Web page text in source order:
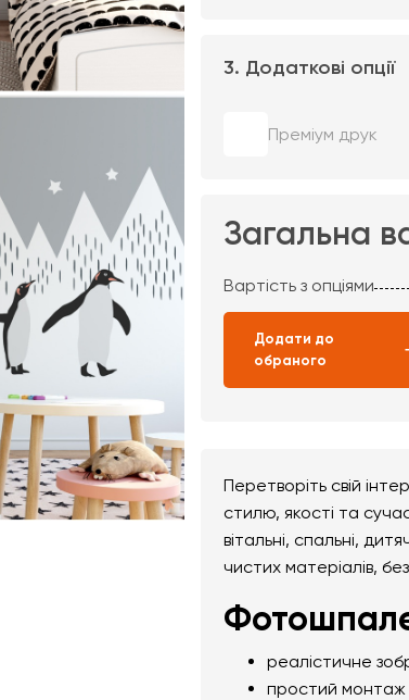
3. Додаткові опції
Преміум друк
Загальна
Вартість з опціями
Додати до
обраного
Перетворіть свій
стилю, якості та
вітальні, спальні,
чистих матеріалів,
реалістичне
простий монтаж